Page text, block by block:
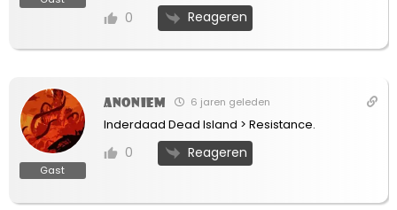
0 Reageren
Gast
Anoniem 6 jaren geleden
Inderdaad Dead Island > Resistance.
0 Reageren